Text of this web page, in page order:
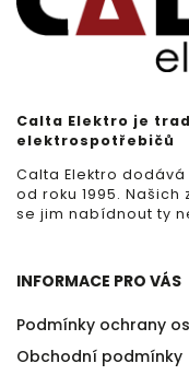
Calta Elektro je
elektrospotřebičů
Calta Elektro
od roku 1995.
se jim nabídnout ty
INFORMACE PRO VÁS
Podmínky ochrany
Obchodní podmínky